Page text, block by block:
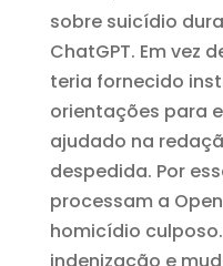
sobre suicídio
ChatGPT. Em vez
teria fornecido
orientações para
ajudado na
despedida. Por
processam a
homicídio